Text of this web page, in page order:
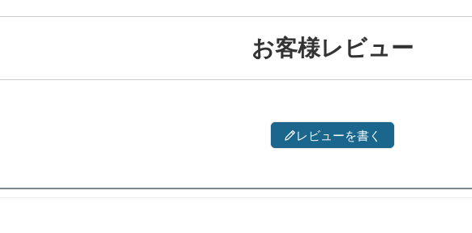
お客様レビュー
レビューを書く